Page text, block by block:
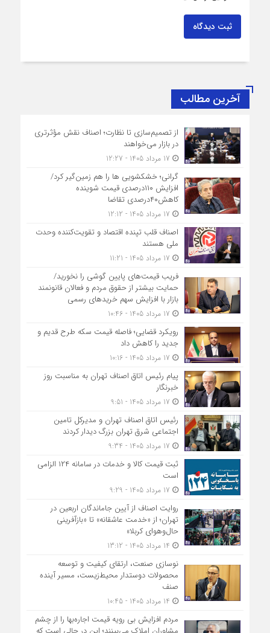
ثبت دیدگاه
آخرین مطالب
از تصمیم‌سازی تا نظارت؛ اصناف نقش مؤثرتری
در بازار می‌خواهند
گرانی؛ خشکشویی‌ ها را هم زمین‌گیر کرد/
افزایش ۱۱۰درصدی قیمت شوینده
کاهش۴۰درصدی تقاضا
اصناف قلب تپنده اقتصاد و تقویت‌کننده وحدت
ملی هستند
فریب قیمت‌های پایین گوشی را نخورید/
حمایت بیشتر از حقوق مردم و فعالان قانونمند
بازار با افزایش سهم خریدهای رسمی
رویکرد قضایی؛ فاصله قیمت سکه طرح قدیم و
جدید را کاهش داد
پیام رئیس اتاق اصناف تهران به مناسبت روز
خبرنگار
رئیس اتاق اصناف تهران و مدیرکل تامین
اجتماعی شرق تهران بزرگ دیدار کردند
ثبت قیمت کالا و خدمات در سامانه ۱۲۴ الزامی
است
روایت اصناف از آیین جاماندگان اربعین در
تهران؛ از «خدمت عاشقانه» تا «بازآفرینی
حال‌وهوای کربلا»
نوسازی صنعت، ارتقای کیفیت و توسعه
محصولات دوستدار محیط‌زیست، مسیر آینده
صنف
مردم افزایش بی رویه قیمت اجاره‌بها را از چشم